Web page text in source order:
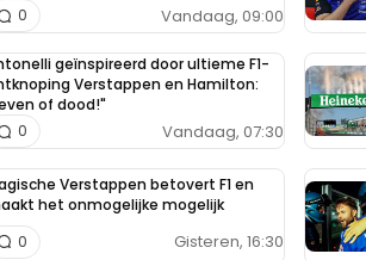
Vandaag, 09:00
0
geïnspireerd door ultieme F1-
Verstappen en Hamilton:
of dood!"
Vandaag, 07:30
0
Verstappen betovert F1 en
het onmogelijke mogelijk
Gisteren, 16:30
0